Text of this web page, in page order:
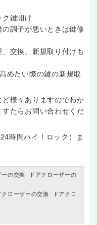
鍵開け
調子が悪いときは鍵修
交換、新規取り付けも
めたい際の鍵の新規取
様々ありますのでわか
たらお問い合わせくだ
時間ハイ！ロック）ま
ーの交換
ドアクローザーの
クローザーの交換
ドアクロ